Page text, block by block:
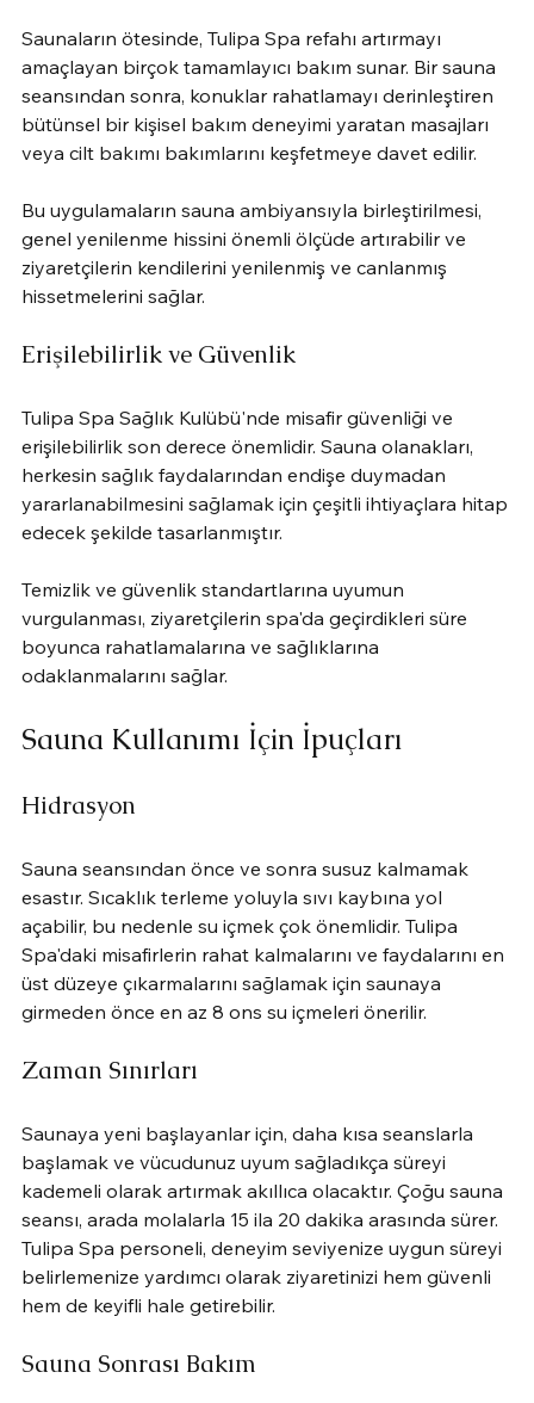
Saunaların ötesinde, Tulipa Spa refahı artırmayı
amaçlayan birçok tamamlayıcı bakım sunar. Bir sauna
seansından sonra, konuklar rahatlamayı derinleştiren
bütünsel bir kişisel bakım deneyimi yaratan masajları
veya cilt bakımı bakımlarını keşfetmeye davet edilir.
Bu uygulamaların sauna ambiyansıyla birleştirilmesi,
genel yenilenme hissini önemli ölçüde artırabilir ve
ziyaretçilerin kendilerini yenilenmiş ve canlanmış
hissetmelerini sağlar.
Erişilebilirlik ve Güvenlik
Tulipa Spa Sağlık Kulübü'nde misafir güvenliği ve
erişilebilirlik son derece önemlidir. Sauna olanakları,
herkesin sağlık faydalarından endişe duymadan
yararlanabilmesini sağlamak için çeşitli ihtiyaçlara hitap
edecek şekilde tasarlanmıştır.
Temizlik ve güvenlik standartlarına uyumun
vurgulanması, ziyaretçilerin spa'da geçirdikleri süre
boyunca rahatlamalarına ve sağlıklarına
odaklanmalarını sağlar.
Sauna Kullanımı İçin İpuçları
Hidrasyon
Sauna seansından önce ve sonra susuz kalmamak
esastır. Sıcaklık terleme yoluyla sıvı kaybına yol
açabilir, bu nedenle su içmek çok önemlidir. Tulipa
Spa'daki misafirlerin rahat kalmalarını ve faydalarını en
üst düzeye çıkarmalarını sağlamak için saunaya
girmeden önce en az 8 ons su içmeleri önerilir.
Zaman Sınırları
Saunaya yeni başlayanlar için, daha kısa seanslarla
başlamak ve vücudunuz uyum sağladıkça süreyi
kademeli olarak artırmak akıllıca olacaktır. Çoğu sauna
seansı, arada molalarla 15 ila 20 dakika arasında sürer.
Tulipa Spa personeli, deneyim seviyenize uygun süreyi
belirlemenize yardımcı olarak ziyaretinizi hem güvenli
hem de keyifli hale getirebilir.
Sauna Sonrası Bakım